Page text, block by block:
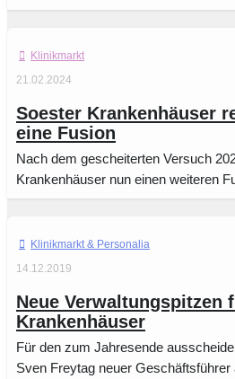
Klinikmarkt
21.02.2024
Soester Krankenhäuser
eine Fusion
Nach dem gescheiterten Versuch
Krankenhäuser nun einen weiteren
Klinikmarkt
14.12.2019
Neue Verwaltungspitzen
Krankenhäuser
Für den zum Jahresende
Sven Freytag neuer